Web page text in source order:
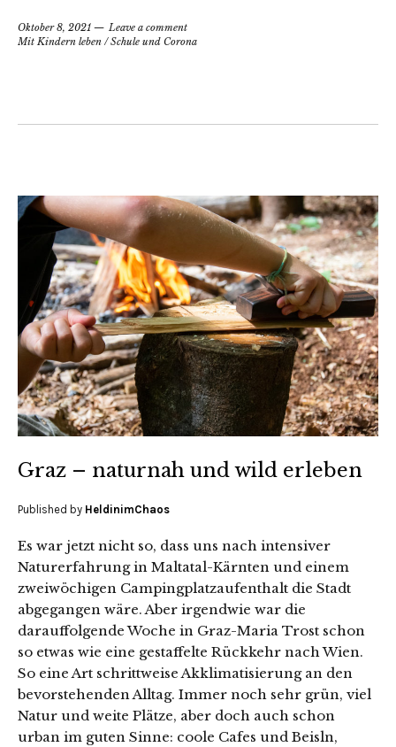
Oktober 8, 2021
Leave a comment
Mit Kindern leben /Schule und Corona
Graz – naturnah und wild erleben
Published by HeldinimChaos
Es war jetzt nicht so, dass uns nach intensiver
Naturerfahrung in Maltatal-Kärnten und einem
zweiwöchigen Campingplatzaufenthalt die Stadt
abgegangen wäre. Aber irgendwie war die
darauffolgende Woche in Graz-Maria Trost schon
so etwas wie eine gestaffelte Rückkehr nach Wien.
So eine Art schrittweise Akklimatisierung an den
bevorstehenden Alltag. Immer noch sehr grün, viel
Natur und weite Plätze, aber doch auch schon
urban im guten Sinne: coole Cafes und Beisln,